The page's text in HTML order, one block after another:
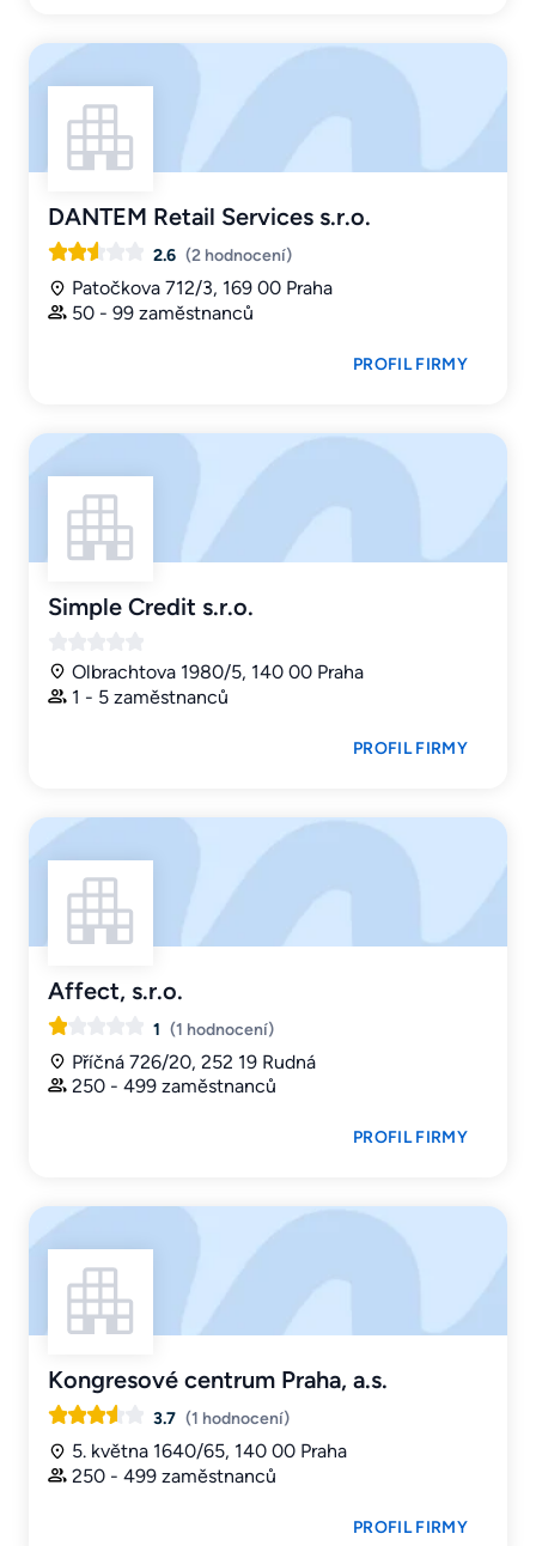
DANTEM Retail Services s.r.o.
2.6 (2 hodnocení)
Patočkova 712/3, 169 00 Praha
50 - 99 zaměstnanců
PROFIL FIRMY
Simple Credit s.r.o.
Olbrachtova 1980/5, 140 00 Praha
1 - 5 zaměstnanců
PROFIL FIRMY
Affect, s.r.o.
1 (1 hodnocení)
Příčná 726/20, 252 19 Rudná
250 - 499 zaměstnanců
PROFIL FIRMY
Kongresové centrum Praha, a.s.
3.7 (1 hodnocení)
5. května 1640/65, 140 00 Praha
250 - 499 zaměstnanců
PROFIL FIRMY